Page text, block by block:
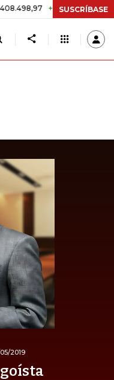
+$ 8.753,81 +2,19%
SUSCRÍBASE
2019